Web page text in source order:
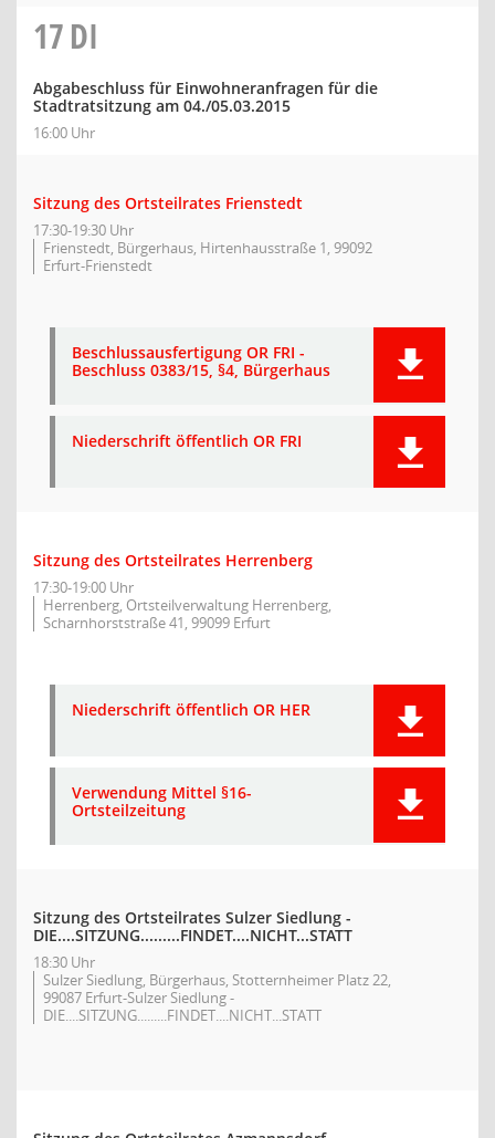
17DI
Abgabeschluss für Einwohneranfragen für die
Stadtratsitzung am 04./05.03.2015
16:00 Uhr
Sitzung des Ortsteilrates Frienstedt
17:30-19:30 Uhr
Frienstedt, Bürgerhaus, Hirtenhausstraße 1, 99092
Erfurt-Frienstedt
Beschlussausfertigung OR FRI -
Beschluss 0383/15, §4, Bürgerhaus
Niederschrift öffentlich OR FRI
Sitzung des Ortsteilrates Herrenberg
17:30-19:00 Uhr
Herrenberg, Ortsteilverwaltung Herrenberg,
Scharnhorststraße 41, 99099 Erfurt
Niederschrift öffentlich OR HER
Verwendung Mittel §16-
Ortsteilzeitung
Sitzung des Ortsteilrates Sulzer Siedlung -
DIE....SITZUNG.........FINDET....NICHT...STATT
18:30 Uhr
Sulzer Siedlung, Bürgerhaus, Stotternheimer Platz 22,
99087 Erfurt-Sulzer Siedlung -
DIE....SITZUNG.........FINDET....NICHT...STATT